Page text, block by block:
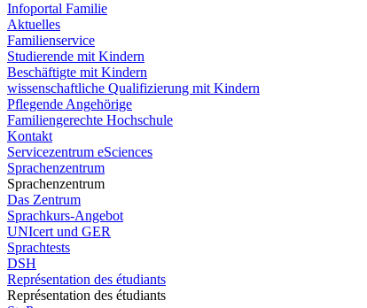
Infoportal Familie
Aktuelles
Familienservice
Studierende mit Kindern
Beschäftigte mit Kindern
wissenschaftliche Qualifizierung mit Kindern
Pflegende Angehörige
Familiengerechte Hochschule
Kontakt
Servicezentrum eSciences
Sprachenzentrum
Sprachenzentrum
Das Zentrum
Sprachkurs-Angebot
UNIcert und GER
Sprachtests
DSH
Représentation des étudiants
Représentation des étudiants